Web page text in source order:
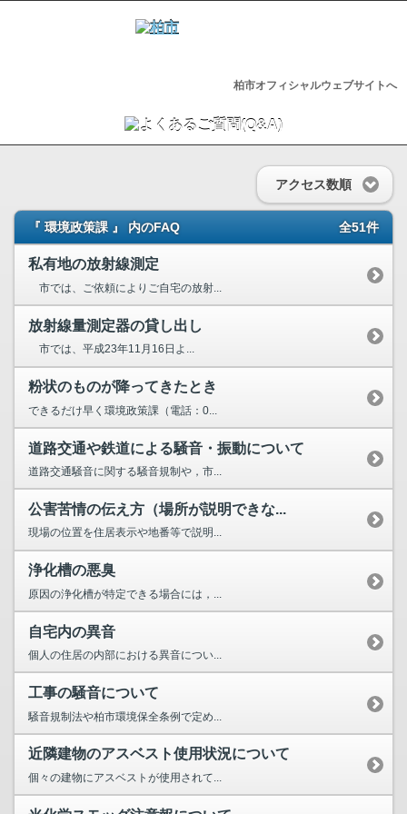
柏市オフィシャルウェブサイトへ
アクセス数順
『 環境政策課 』 内のFAQ 全51件
私有地の放射線測定
市では、ご依頼によりご自宅の放射...
放射線量測定器の貸し出し
市では、平成23年11月16日よ...
粉状のものが降ってきたとき
できるだけ早く環境政策課（電話：0...
道路交通や鉄道による騒音・振動について
道路交通騒音に関する騒音規制や，市...
公害苦情の伝え方（場所が説明できな...
現場の位置を住居表示や地番等で説明...
浄化槽の悪臭
原因の浄化槽が特定できる場合には，...
自宅内の異音
個人の住居の内部における異音につい...
工事の騒音について
騒音規制法や柏市環境保全条例で定め...
近隣建物のアスベスト使用状況について
個々の建物にアスベストが使用されて...